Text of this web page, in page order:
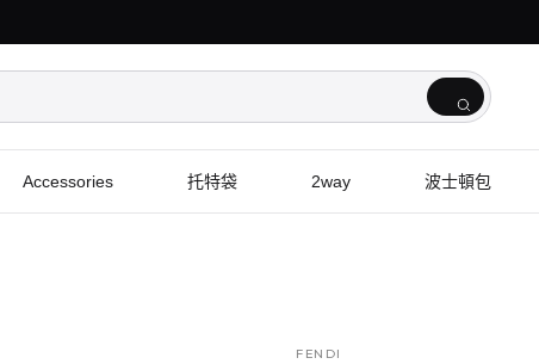
Accessories 托特袋 2way 波士頓包
FENDI